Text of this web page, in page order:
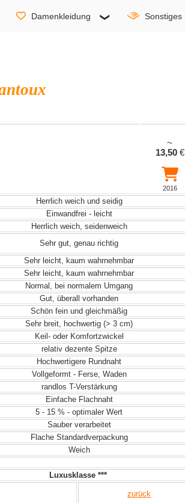
Damenkleidung Sonstiges
~
13,50€
2016
Herrlich weich und seidig
Einwandfrei - leicht
Herrlich weich, seidenweich
Sehr gut, genau richtig
Sehr leicht, kaum wahrnehmbar
Sehr leicht, kaum wahrnehmbar
Normal, bei normalem Umgang
Gut, überall vorhanden
Schön fein und gleichmäßig
Sehr breit, hochwertig (> 3 cm)
Keil- oder Komfortzwickel
relativ dezente Spitze
Hochwertigere Rundnaht
Vollgeformt - Ferse, Waden
randlos T-Verstärkung
Einfache Flachnaht
5 - 15 % - optimaler Wert
Sauber verarbeitet
Flache Standardverpackung
Weich
Luxusklasse ***
zurück